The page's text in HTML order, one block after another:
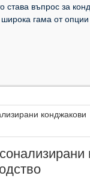
става въпрос за
гама от опции